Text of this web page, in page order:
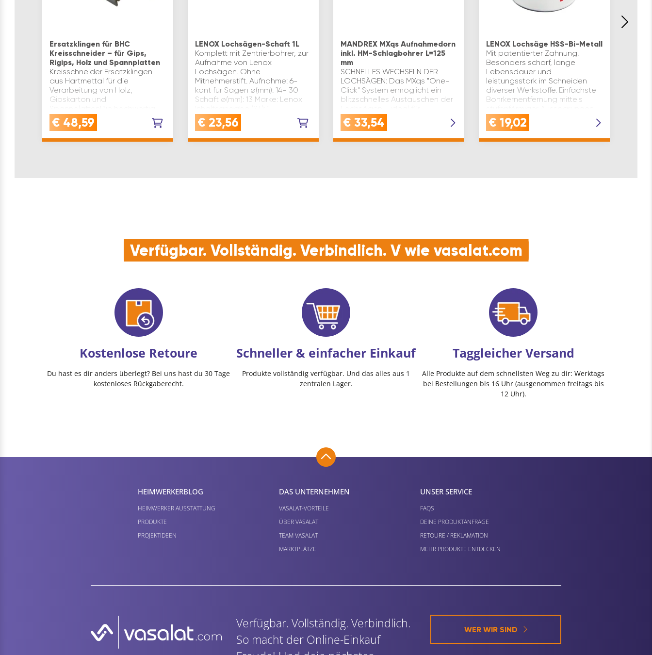
Ersatzklingen für BHC
Kreisschneider – für Gips,
Rigips, Holz und Spannplatten
Kreisschneider Ersatzklingen
aus Hartmettal für die
Verarbeitung von Holz,
Gipskarton und
verarbeiteten Ersatzklingen aus
Hartmetall bieten eine hohe
€ 48,59
LENOX Lochsägen-Schaft 1L
Komplett mit Zentrierbohrer, zur
Aufnahme von Lenox
Lochsägen. Ohne
Mitnehmerstift. Aufnahme: 6-
kant für Sägen ø(mm): 14- 30
Schaft ø(mm): 13 Marke: Lenox
€ 23,56
MANDREX MXqs Aufnahmedorn
inkl. HM-Schlagbohrer L=125
mm
SCHNELLES WECHSELN DER
LOCHSÄGEN: Das MXqs "One-
Click" System ermöglicht ein
blitzschnelles Austauschen der
effizientes ArbeitenVIELSEITIGE
ANWENDUNG: Der
€ 33,54
LENOX Lochsäge HSS-Bi-Metall
Mit patentierter Zahnung.
Besonders scharf, lange
Lebensdauer und
leistungsstark im Schneiden
diverser Werkstoffe. Einfachste
Bohrkernentfernung mittels
(SPEED SLOT®) mi…
€ 19,02
Verfügbar. Vollständig. Verbindlich. V wie vasalat.com
Kostenlose Retoure
Du hast es dir anders überlegt? Bei uns hast du 30 Tage
kostenloses Rückgaberecht.
Schneller & einfacher Einkauf
Produkte vollständig verfügbar. Und das alles aus 1
zentralen Lager.
Taggleicher Versand
Alle Produkte auf dem schnellsten Weg zu dir: Werktags
bei Bestellungen bis 16 Uhr (ausgenommen freitags bis
12 Uhr).
HEIMWERKER­BLOG
HEIMWERKER AUSSTATTUNG
PRODUKTE
PROJEKTIDEEN
DAS UNTERNEHMEN
VASALAT-VORTEILE
ÜBER VASALAT
TEAM VASALAT
MARKTPLÄTZE
UNSER SERVICE
FAQS
DEINE PRODUKTANFRAGE
RETOURE / REKLAMATION
MEHR PRODUKTE ENTDECKEN
Verfügbar. Vollständig. Verbindlich.
So macht der Online-Einkauf
WER WIR SIND